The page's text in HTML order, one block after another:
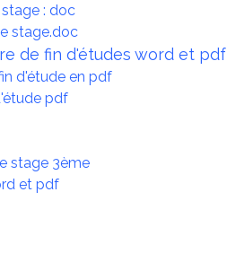
: doc
stage.doc
de fin d'études word et pdf
d'étude en pdf
pdf
stage 3ème
et pdf